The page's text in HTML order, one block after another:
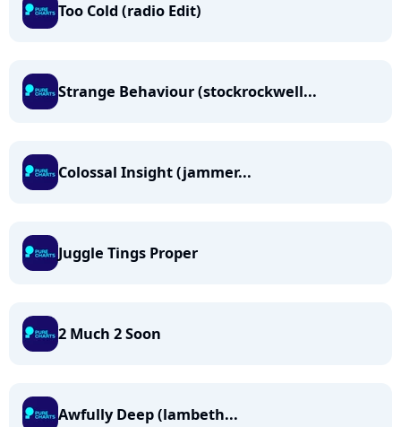
Too Cold (radio Edit)
Strange Behaviour (stockrockwell...
Colossal Insight (jammer...
Juggle Tings Proper
2 Much 2 Soon
Awfully Deep (lambeth...